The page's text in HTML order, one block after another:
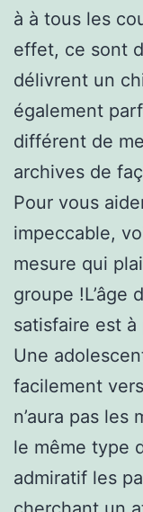
à à tous les
effet, ce sont
délivrent un
également
différent de
archives de
Pour vous
impeccable,
mesure qui
groupe !L’âge
satisfaire est
Une
facilement
n’aura pas les
le même type
admiratif les